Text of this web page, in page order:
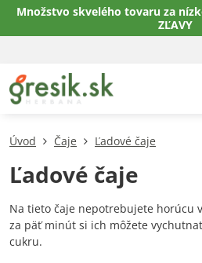
Množstvo skvelého tovaru za
ZĽAVY
Úvod Čaje Ľadové čaje
Ľadové čaje
Na tieto čaje nepotrebujete horúcu
za päť minút si ich môžete
cukru.